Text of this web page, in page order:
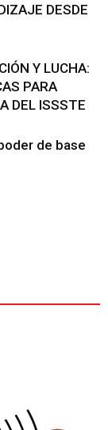
DESDE
Y LUCHA:
PARA
DEL ISSSTE
de base